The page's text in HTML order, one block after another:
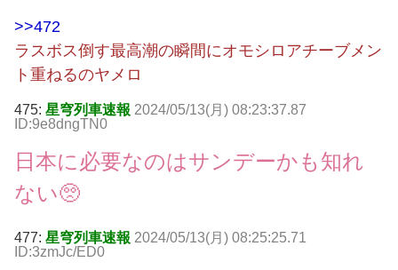
>>472
ラスボス倒す最高潮の瞬間にオモシロアチーブメン
ト重ねるのヤメロ
475: 星穹列車速報 2024/05/13(月) 08:23:37.87
ID:9e8dngTN0
日本に必要なのはサンデーかも知れ
ない🥺
477: 星穹列車速報 2024/05/13(月) 08:25:25.71
ID:3zmJc/ED0